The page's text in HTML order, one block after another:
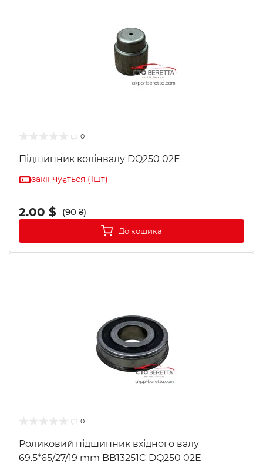
0
Підшипник колінвалу DQ250 02E
закінчується (1шт)
2.00 $ (90 ₴)
До кошика
0
Роликовий підшипник вхідного валу
69.5*65/27/19 mm BB13251C DQ250 02E